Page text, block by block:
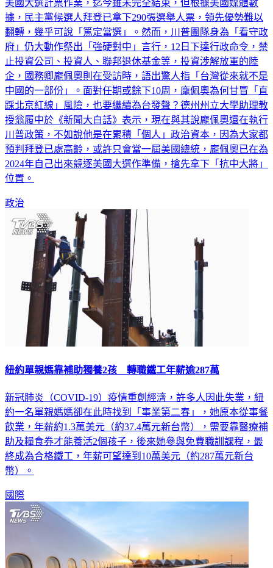
美國大選計票作業，迄今雖未完全結束，但根據美國媒體數
據，民主黨候選人拜登已拿下290張選舉人票，領先優勢難以
翻轉，幾乎可說「篤定當選」。然而，川普團隊身為「看守政
府」仍大動作祭出「強硬對中」言行，12日下達行政命令，禁
止投資公司、投資人、聯邦退休基金等，投資涉解放軍的陸
企，國務卿龐佩奧則在受訪時，語出驚人指「台灣從來就不是
中國的一部份」。面對任期或餘下10周，龐佩奧為何甘冒「直
踩北京紅線」風險，也要繼續為台發聲？德州州立大學助理教
授翁履中於《新聞大白話》表示，現在與其說龐佩奧還在執行
川普政策，不如說他是在累積「個人」政治資本，因為大家都
預判拜登已處高齡，或許只會當一屆美國總統，龐佩奧已在為
2024年自己出來競逐美國大選作準備，搶先拿下「抗中大將」
位置。
政治
紐約單親媽靠補助獨養2孩 轉職鐵工年薪逾287萬
新冠肺炎（COVID-19）疫情重創經濟，許多人因此失業，紐
約一名單親媽媽卻在此時找到「事業第二春」，她原本從事餐
飲業，年薪約1.3萬美元（約37.4萬元新台幣），需要靠醫療補
助及糧食券才能養活2個孩子，後來她參與免費職訓課程，最
終成為合格鐵工，年薪可望達到10萬美元（約287萬元新台
幣）。
國際